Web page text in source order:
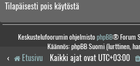
Tilapäisesti pois käytöstä
Keskustelufoorumin ohjelmistophpBB® Forum
Käännös: phpBB Suomi (lurttinen,
Etusivu Kaikki ajat ovat UTC+03:00